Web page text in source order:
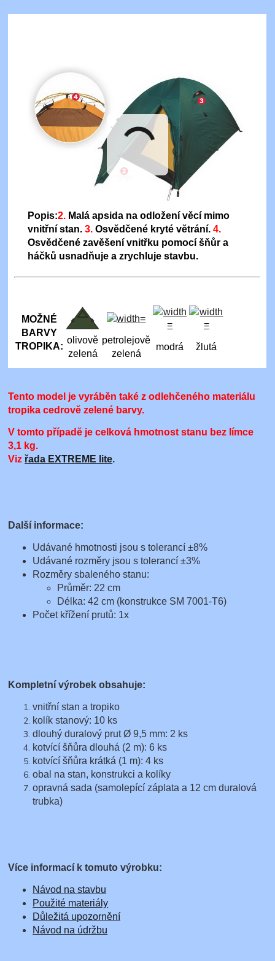
Popis:2. Malá apsida na odložení věcí mimo
vnitřní stan. 3. Osvědčené kryté větrání. 4.
Osvědčené zavěšení vnitřku pomocí šňůr a
háčků usnadňuje a zrychluje stavbu.
MOŽNÉ
BARVY
TROPIKA:
olivově
zelená
petrolejově
zelená
modrá žlutá
Tento model je vyráběn také z odlehčeného materiálu
tropika cedrově zelené barvy.
V tomto případě je celková hmotnost stanu bez límce
3,1 kg.
Viz řada EXTREME lite.
Další informace:
Udávané hmotnosti jsou s tolerancí ±8%
Udávané rozměry jsou s tolerancí ±3%
Rozměry sbaleného stanu:
Průměr: 22 cm
Délka: 42 cm (konstrukce SM 7001-T6)
Počet křížení prutů: 1x
Kompletní výrobek obsahuje:
vnitřní stan a tropiko
kolík stanový: 10 ks
dlouhý duralový prut Ø 9,5 mm: 2 ks
kotvící šňůra dlouhá (2 m): 6 ks
kotvící šňůra krátká (1 m): 4 ks
obal na stan, konstrukci a kolíky
opravná sada (samolepící záplata a 12 cm duralová
trubka)
Více informací k tomuto výrobku:
Návod na stavbu
Použité materiály
Důležitá upozornění
Návod na údržbu